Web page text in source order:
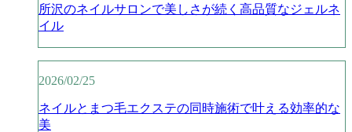
所沢のネイルサロンで美しさが続く高品質なジェルネ
イル
2026/02/25
ネイルとまつ毛エクステの同時施術で叶える効率的な
美